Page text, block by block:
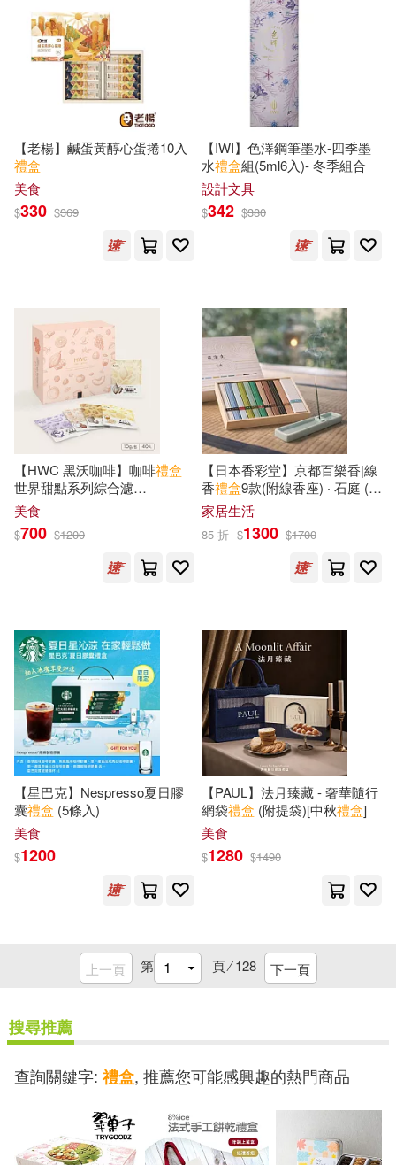
鄧琇文(1)
金善賢(1)
長空編輯部(1)
阿拉丁BOOK教育研發組編(1)
陳淑惠、何紹承、張薇琳、邱明瀚
陳磊·半小時漫畫團隊(1)
雍．卡拉森(1)
雷蒙‧布力格(1)
馬未都(1) 驚奇和睿(1)
高橋奈菜(1) 高洪波(1)
鮑爾吉·原野(1) 鹵貓(1)
麻糬爸(1) 黃思瑜(1)
（以）巴蒂亞·科恩博伊姆博士等(1)
（墨西哥）吉爾莫·德爾·托羅(1)
（德）卡爾·馬克思(1)
（德）雅各布·格林，（德）威廉·格
林等(1)
【老楊】鹹蛋黃醇心蛋捲10入
禮盒
美食
$330 $369
【IWI】色澤鋼筆墨水-四季墨
水禮盒組(5ml6入)- 冬季組合
設計文具
$342 $380
【HWC 黑沃咖啡】咖啡禮盒
世界甜點系列綜合濾
掛-10gX40入/
美食
$700 $1200
【日本香彩堂】京都百樂香|線
香禮盒9款(附線香座) ‧ 石庭 (木
蓮/香草/茉莉/綠茶/竹/楠/白檀/
咖啡/沈香)
家居生活
85 折 $1300 $1700
【星巴克】Nespresso夏日膠
囊禮盒 (5條入)
美食
$1200
【PAUL】法月臻藏 - 奢華隨行
網袋禮盒 (附提袋)[中秋禮盒]
美食
$1280 $1490
上一頁 第 頁 ⁄128 下一頁
搜尋推薦
查詢關鍵字: 禮盒, 推薦您可能感興趣的熱門商品